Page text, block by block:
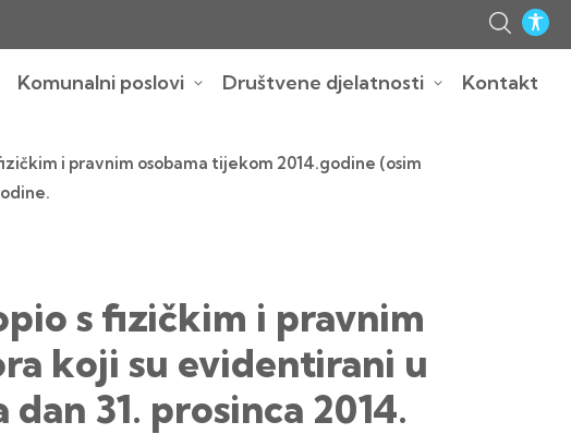
Komunalni poslovi Društvene djelatnosti Kontakt
i pravnim osobama tijekom 2014.godine (osim
s fizičkim i pravnim
koji su evidentirani u
31. prosinca 2014.